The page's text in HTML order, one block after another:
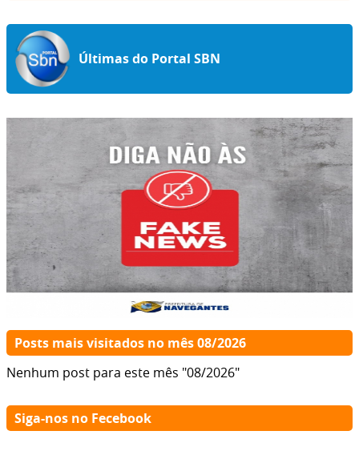
Últimas do Portal SBN
Posts mais visitados no mês 08/2026
Nenhum post para este mês "08/2026"
Siga-nos no Fecebook